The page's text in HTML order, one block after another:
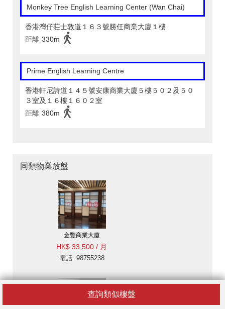
查詢類似樓盤
Monkey Tree English Learning Center (Wan Chai)
香港灣仔莊士敦道１６３號勝任商業大廈１樓
距離 330m
Prime English Learning Centre
香港軒尼詩道１４５號安康商業大廈５樓５０２及５０
３室及１６樓１６０２室
距離 380m
同類物業放盤
金豐商業大廈
HK$ 33,500 / 月
電話: 98755238